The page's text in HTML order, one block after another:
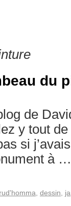
du
de
y tout de
si
à
dessin